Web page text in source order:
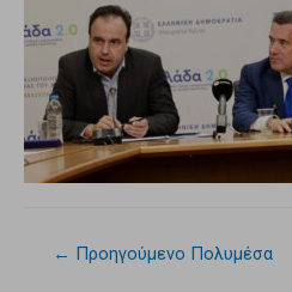
← Προηγούμενο Πολυμέσα